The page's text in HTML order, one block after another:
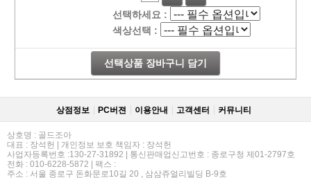
선택하세요 :
색상선택 :
선택상품 장바구니 담기
상점정보 PC버젼 이용안내 고객센터 커뮤니티
상호명 : 골드조아
대표 : 장석헌 | 개인정보 보호 책임자 : 장석헌
사업자등록번호 :130-27-31892 | 통신판매업신고번호 : 종로구청 제01-2797호
전화 : 010-6228-5872 | 팩스 :
주소 : 서울 종로구 돈화문로10길 20 , 삼삼쥬얼리빌딩 B-9호